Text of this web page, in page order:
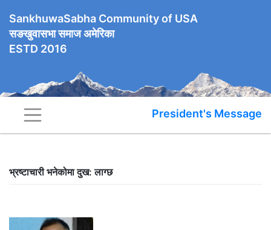
SankhuwaSabha Community of USA
सङखुवासभा समाज अमेरिका
ESTD 2016
President's Message
भ्रष्टाचारी भनेकोमा दुख: लाग्छ